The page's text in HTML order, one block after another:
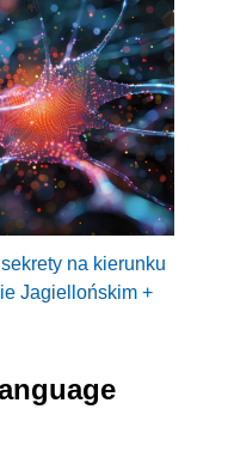
na kierunku
Jagiellońskim +